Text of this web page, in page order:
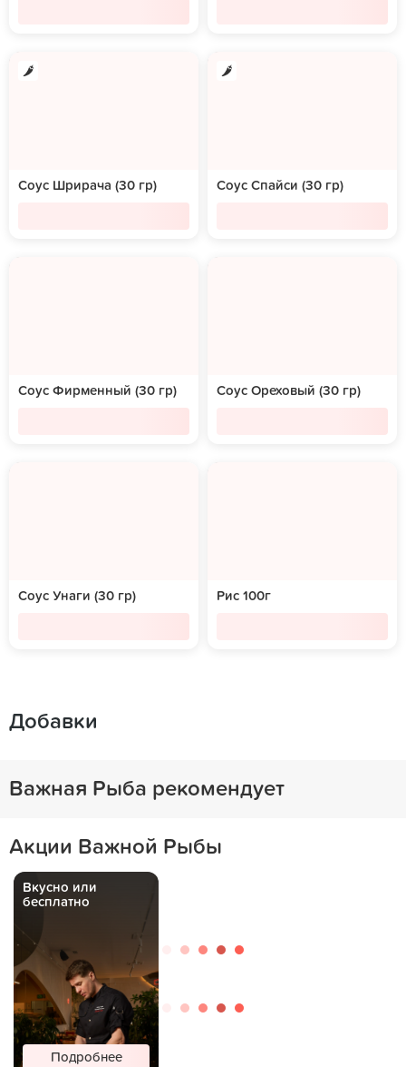
Соус Шрирача (30 гр) Соус Спайси (30 гр)
Соус Фирменный (30 гр) Соус Ореховый (30 гр)
Соус Унаги (30 гр) Рис 100г
Добавки
Важная Рыба рекомендует
Акции Важной Рыбы
Вкусно или
бесплатно
Подробнее